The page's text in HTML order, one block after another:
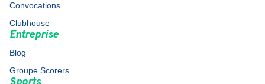
Convocations
Clubhouse
Entreprise
Blog
Groupe Scorers